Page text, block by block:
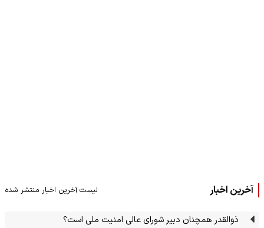
آخرین اخبار لیست آخرین اخبار منتشر شده
ذوالقدر همچنان دبیر شورای ‌عالی امنیت ملی است؟